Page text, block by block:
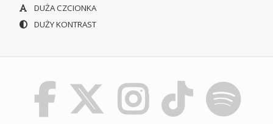
DUŻA CZCIONKA
DUŻY KONTRAST